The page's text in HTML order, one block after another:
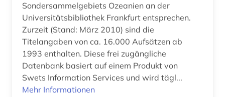
hinduismus (1)
hispanistik (5)
hispanos (1)
historische hilfswissenschaften (1)
Sondersammelgebiets Ozeanien an der
Universitätsbibliothek Frankfurt entsprechen.
Zurzeit (Stand: März 2010) sind die
Titelangaben von ca. 16.000 Aufsätzen ab
1993 enthalten. Diese frei zugängliche
Datenbank basiert auf einem Produkt von
Swets Information Services und wird tägl...
Mehr Informationen